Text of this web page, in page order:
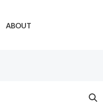
ABOUT